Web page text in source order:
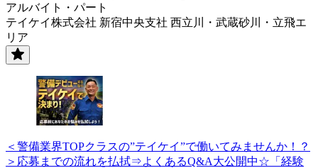
アルバイト・パート
テイケイ株式会社 新宿中央支社 西立川・武蔵砂川・立飛エ
リア
＜警備業界TOPクラスの”テイケイ”で働いてみませんか！？
＞応募までの流れを払拭⇒よくあるQ&A大公開中☆「経験